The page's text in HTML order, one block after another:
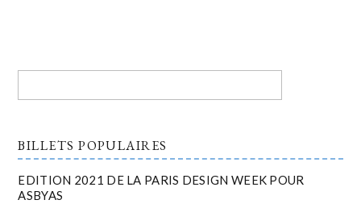
BILLETS POPULAIRES
EDITION 2021 DE LA PARIS DESIGN WEEK POUR
ASBYAS